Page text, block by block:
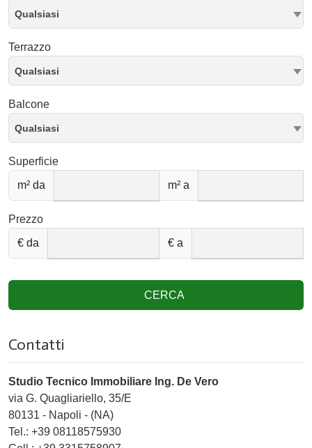
Qualsiasi
Terrazzo
Qualsiasi
Balcone
Qualsiasi
Superficie
m² da
m² a
Prezzo
€ da
€ a
CERCA
Contatti
Studio Tecnico Immobiliare Ing. De Vero
via G. Quagliariello, 35/E
80131 - Napoli - (NA)
Tel.: +39 08118575930